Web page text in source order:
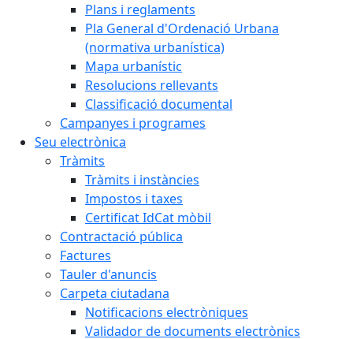
Plans i reglaments
Pla General d'Ordenació Urbana
(normativa urbanística)
Mapa urbanístic
Resolucions rellevants
Classificació documental
Campanyes i programes
Seu electrònica
Tràmits
Tràmits i instàncies
Impostos i taxes
Certificat IdCat mòbil
Contractació pública
Factures
Tauler d'anuncis
Carpeta ciutadana
Notificacions electròniques
Validador de documents electrònics